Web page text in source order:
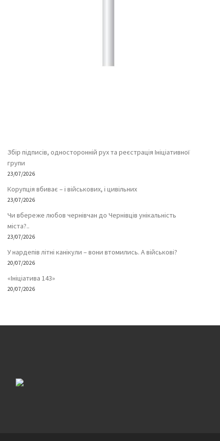
Збір підписів, односторонній рух та реєстрація Ініціативної
групи
23/07/2026
Корупція вбиває – і військових, і цивільних
23/07/2026
Чи вбереже любов чернівчан до Чернівців унікальність
міста?..
23/07/2026
У нардепів літні канікули – вони втомились. А військові?
20/07/2026
«Ініціатива 143»
20/07/2026